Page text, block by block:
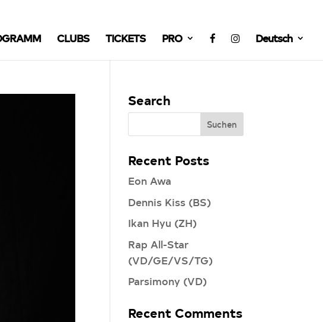
CLUBS TICKETS PRO Deutsch
Search
Recent Posts
Eon Awa
Dennis Kiss (BS)
Ikan Hyu (ZH)
Rap All-Star
(VD/GE/VS/TG)
Parsimony (VD)
Recent Comments